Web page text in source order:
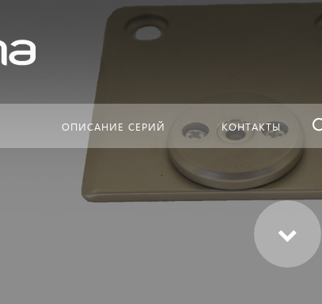
в каталоге
ОПИСАНИЕ СЕРИЙ КОНТАКТЫ